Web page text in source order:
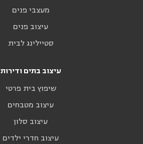
מעצבי פנים
עיצוב פנים
סטיילינג לבית
עיצוב בתים ודירות
שיפוץ בית פרטי
עיצוב מטבחים
עיצוב סלון
עיצוב חדרי ילדים